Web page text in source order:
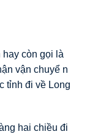
hay còn gọi là
vận chuyể n
tỉnh đi về Long
hai chiều đi